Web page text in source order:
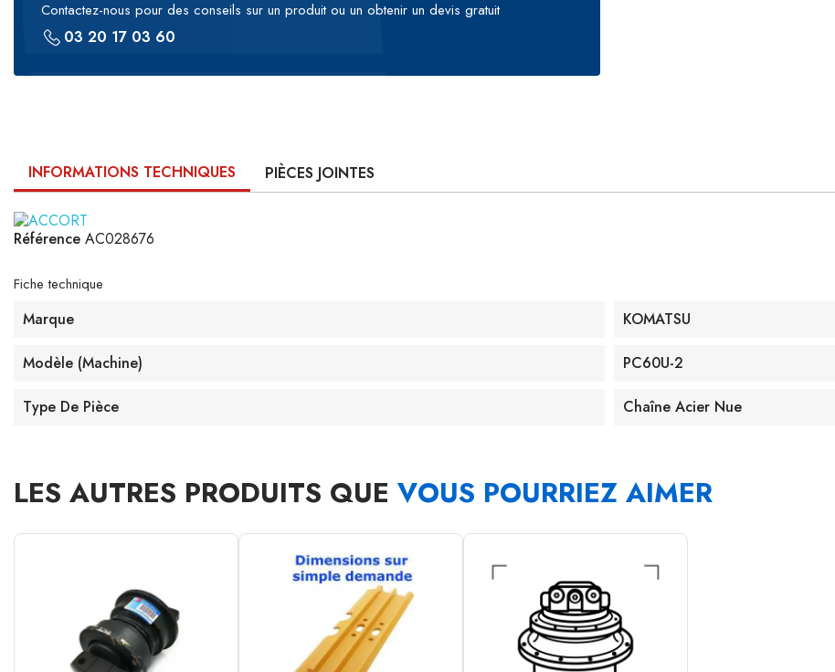
Contactez-nous pour des conseils sur un produit ou un obtenir un devis gratuit
03 20 17 03 60
INFORMATIONS TECHNIQUES PIÈCES JOINTES
Référence AC028676
Fiche technique
Marque KOMATSU
Modèle (machine) PC60U-2
Type De Pièce Chaîne Acier Nue
LES AUTRES PRODUITS QUE VOUS POURRIEZ AIMER